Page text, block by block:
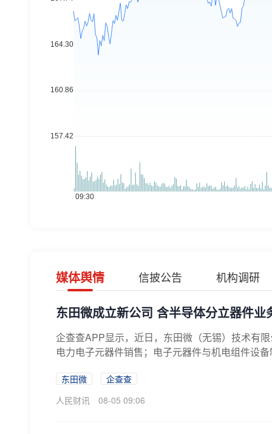
媒体舆情 信披公告 机构调研
东田微成立新公司 含半导体分立器件业
企查查APP显示，近日，东田微（无锡）技术有
电力电子元器件销售；电子元器件与机电组件设
东田微
企查查
人民财讯
08-05 09:06